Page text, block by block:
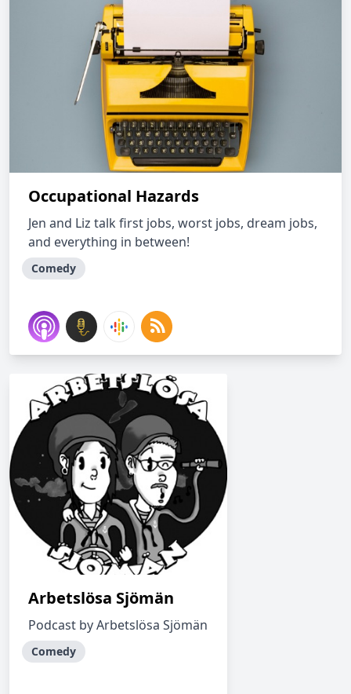
Occupational Hazards
Jen and Liz talk first jobs, worst jobs, dream jobs,
and everything in between!
Comedy
Arbetslösa Sjömän
Podcast by Arbetslösa Sjömän
Comedy